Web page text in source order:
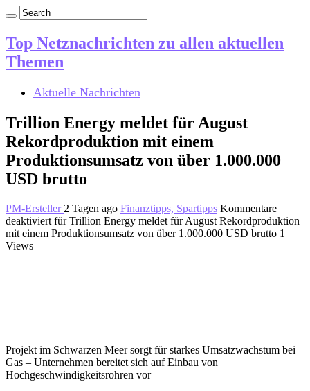
Top Netznachrichten zu allen aktuellen
Themen
Aktuelle Nachrichten
Trillion Energy meldet für August
Rekordproduktion mit einem
Produktionsumsatz von über 1.000.000
USD brutto
PM-Ersteller 2 Tagen ago Finanztipps, Spartipps Kommentare
deaktiviert für Trillion Energy meldet für August Rekordproduktion
mit einem Produktionsumsatz von über 1.000.000 USD brutto 1
Views
Projekt im Schwarzen Meer sorgt für starkes Umsatzwachstum bei
Gas – Unternehmen bereitet sich auf Einbau von
Hochgeschwindigkeitsrohren vor